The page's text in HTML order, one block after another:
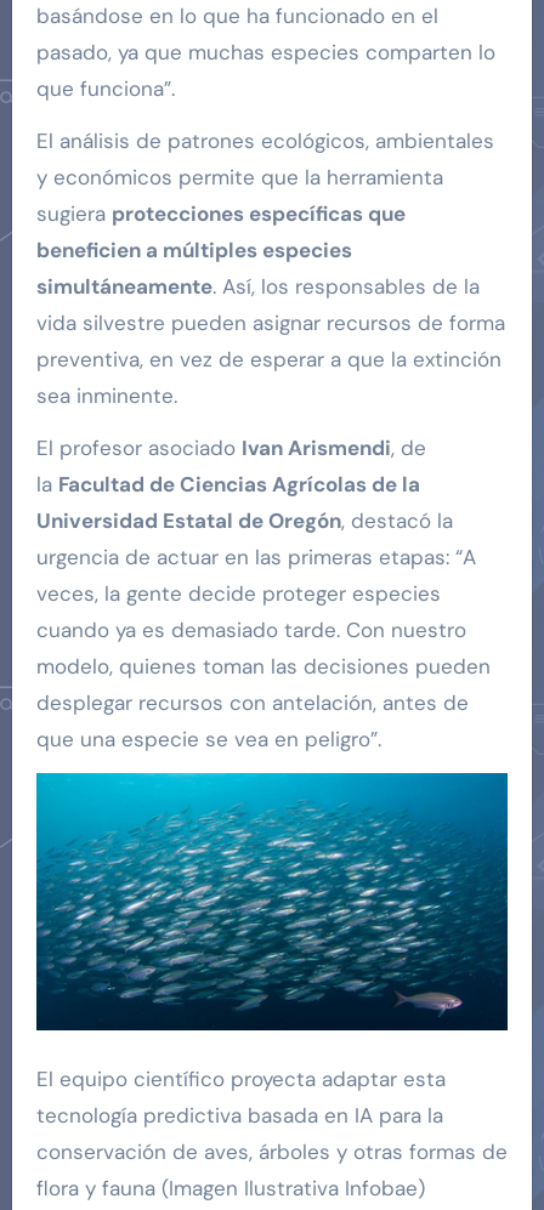
basándose en lo que ha funcionado en el
pasado, ya que muchas especies comparten lo
que funciona”.
El análisis de patrones ecológicos, ambientales
y económicos permite que la herramienta
sugiera protecciones específicas que
beneficien a múltiples especies
simultáneamente. Así, los responsables de la
vida silvestre pueden asignar recursos de forma
preventiva, en vez de esperar a que la extinción
sea inminente.
El profesor asociado Ivan Arismendi, de
la Facultad de Ciencias Agrícolas de la
Universidad Estatal de Oregón, destacó la
urgencia de actuar en las primeras etapas: “A
veces, la gente decide proteger especies
cuando ya es demasiado tarde. Con nuestro
modelo, quienes toman las decisiones pueden
desplegar recursos con antelación, antes de
que una especie se vea en peligro”.
El equipo científico proyecta adaptar esta
tecnología predictiva basada en IA para la
conservación de aves, árboles y otras formas de
flora y fauna (Imagen Ilustrativa Infobae)